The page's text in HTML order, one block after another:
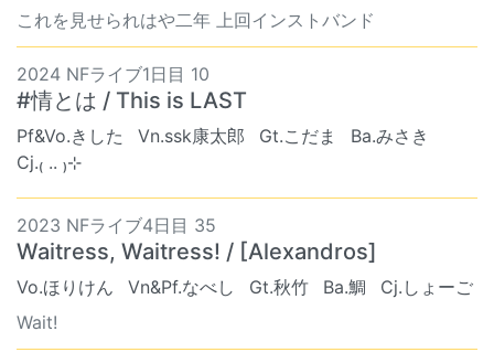
これを見せられはや二年 上回インストバンド
2024 NFライブ1日目 10
#情とは / This is LAST
Pf&Vo.きした Vn.ssk康太郎 Gt.こだま
Ba.みさき
Cj.₍ .. ₎⊹
2023 NFライブ4日目 35
Waitress, Waitress! / [Alexandros]
Vo.ほりけん Vn&Pf.なべし Gt.秋竹 Ba.鯛
Cj.しょーご
Wait!